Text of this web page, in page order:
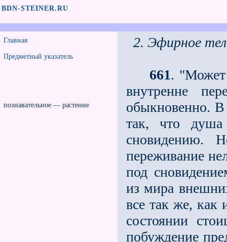
BDN-STEINER.RU
Главная
Предметный указатель
познавательное — растение
2. Эфирное
661. "Может
внутренне
обыкновенно. В
так, что
сновидению.
переживание
под
из мира
все так же, как
состоянии
побуждение